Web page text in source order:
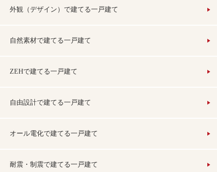
外観（デザイン）で建てる一戸建て
自然素材で建てる一戸建て
ZEHで建てる一戸建て
自由設計で建てる一戸建て
オール電化で建てる一戸建て
耐震・制震で建てる一戸建て